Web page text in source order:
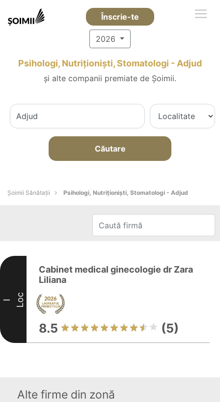
Înscrie-te
2026
Psihologi, Nutriționiști, Stomatologi - Adjud
și alte companii premiate de Șoimii.
Căutare
Şoimii Sănătații Psihologi, Nutriționiști, Stomatologi - Adjud
I Loc
Cabinet medical ginecologie dr Zara
Liliana
8.5 (5)
Alte firme din zonă